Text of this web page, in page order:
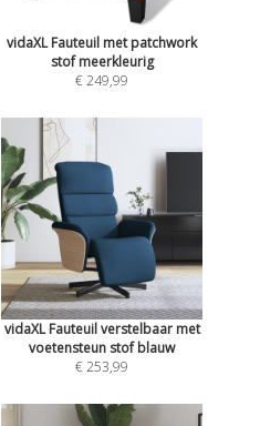
vidaXL Fauteuil met patchwork
stof meerkleurig
€ 249,99
vidaXL Fauteuil verstelbaar met
voetensteun stof blauw
€ 253,99